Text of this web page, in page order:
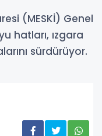
(MESKİ) Genel
hatları, ızgara
sürdürüyor.